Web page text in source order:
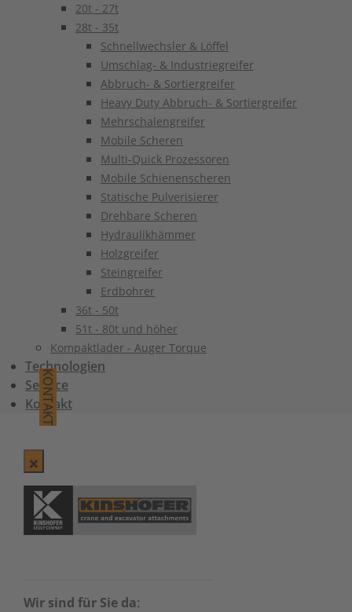
20t - 27t
28t - 35t
Schnellwechsler & Löffel
Umschlag- & Industriegreifer
Abbruch- & Sortiergreifer
Heavy Duty Abbruch- & Sortiergreifer
Mehrschalengreifer
Mobile Scheren
Multi-Quick Prozessoren
Mobile Schienenscheren
Statische Pulverisierer
Drehbare Scheren
Hydraulikhämmer
Holzgreifer
Steingreifer
Erdbohrer
36t - 50t
51t - 80t und höher
Kompaktlader - Auger Torque
Technologien
Service
Kontakt
KONTAKT
Wir sind für Sie da: